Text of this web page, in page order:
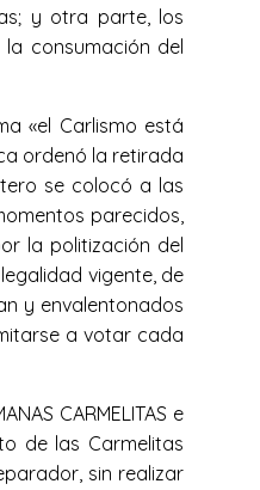
y otra parte, los
consumación del
«el Carlismo está
ordenó la retirada
se colocó a las
parecidos,
la politización del
vigente, de
y envalentonados
a votar cada
CARMELITAS e
de las Carmelitas
sin realizar